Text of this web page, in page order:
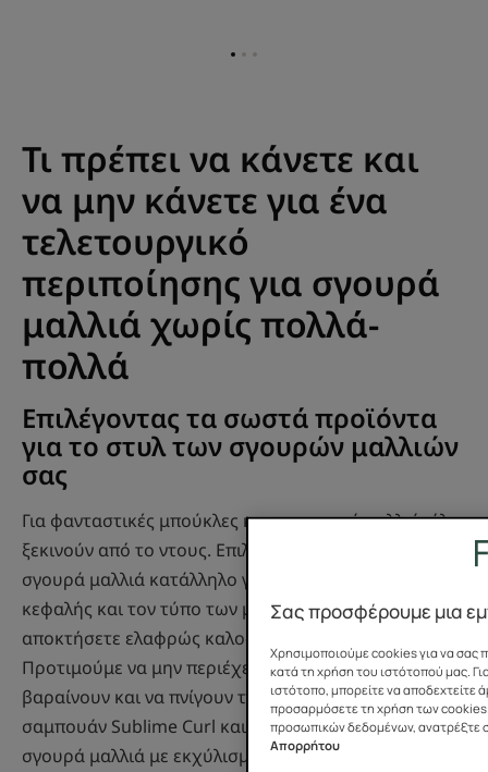
Go
GoGo
Τι πρέπει να κάνετε και
να μην κάνετε για ένα
τελετουργικό
περιποίησης για σγουρά
μαλλιά χωρίς πολλά-
πολλά
Επιλέγοντας τα σωστά προϊόντα
για το στυλ των σγουρών μαλλιών
σας
Για φανταστικές μπούκλες και κυματιστά μαλλιά, όλα
ξεκινούν από το ντους. Επιλέξτε ένα σαμπουάν για
σγουρά μαλλιά κατάλληλο για το τριχωτό της
κεφαλής και τον τύπο των μαλλιών σας για να
αποκτήσετε ελαφρώς καλοσχηματισμένες μπούκλες.
Προτιμούμε να μην περιέχει σιλικόνες που τείνουν να
βαραίνουν και να πνίγουν τα μαλλιά. Επιλέξτε το
σαμπουάν Sublime Curl και τη σειρά προϊόντων για
σγουρά μαλλιά με εκχύλισμα Άκανθου, ένα δραστικό
Σας προσφέρουμε μια
Χρησιμοποιούμε cookies για να σας
κατά τη χρήση του ιστότοπού μας.
ιστότοπο, μπορείτε να
προσαρμόσετε τη χρήση των cookies.
προσωπικών δεδομένων, ανατρέξτε
Απορρήτου